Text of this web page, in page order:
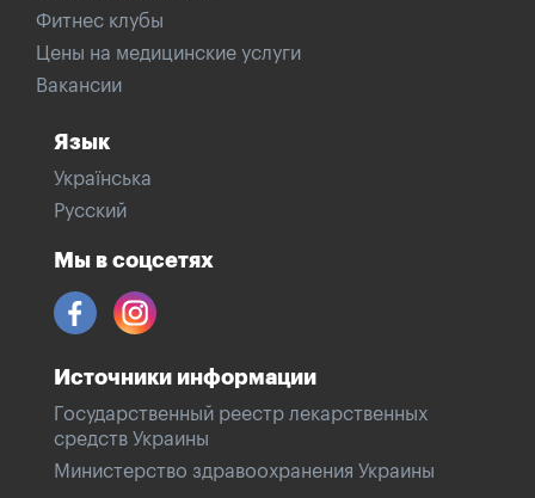
Фитнес клубы
Цены на медицинские услуги
Вакансии
Язык
Українська
Русский
Мы в соцсетях
Источники информации
Государственный реестр лекарственных
средств Украины
Министерство здравоохранения Украины